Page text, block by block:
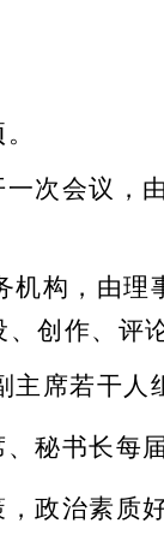
次会议，
机构，由
创作、评
主席若干人
秘书长每
政治素质好